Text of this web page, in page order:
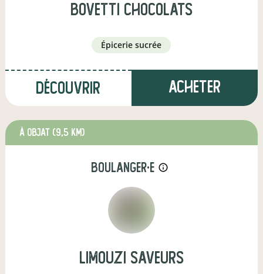
bovetti chocolats
épicerie sucrée
Découvrir Acheter
à Objat (9,5 km)
boulanger·e info_outline
limouzi saveurs